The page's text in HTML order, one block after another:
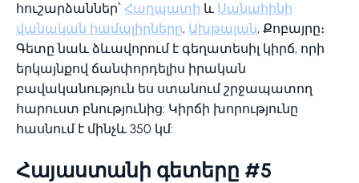
հուշարձաններ՝ Հաղպատի և Սանահինի
վանական համալիրները, Ախթալան, Քոբայրը։
Գետը նաև ձևավորում է գեղատեսիլ կիրճ, որի
երկայնքով ճանփորդելիս իրական
բավականություն ես ստանում շրջապատող
հարուստ բնությունից: Կիրճի խորությունը
հասնում է մինչև 350 կմ:
Հայաստանի գետերը #5